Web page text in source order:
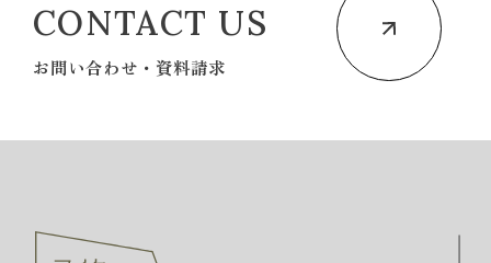
CONTACT US
お問い合わせ・資料請求